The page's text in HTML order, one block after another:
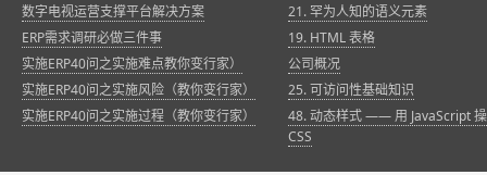
数字电视运营支撑平台解决方案
ERP需求调研必做三件事
实施ERP40问之实施难点教你变行家）
实施ERP40问之实施风险（教你变行家）
实施ERP40问之实施过程（教你变行家）
21. 罕为人知的语义元素
19. HTML 表格
公司概况
25. 可访问性基础知识
48. 动态样式 —— 用 JavaScript
CSS